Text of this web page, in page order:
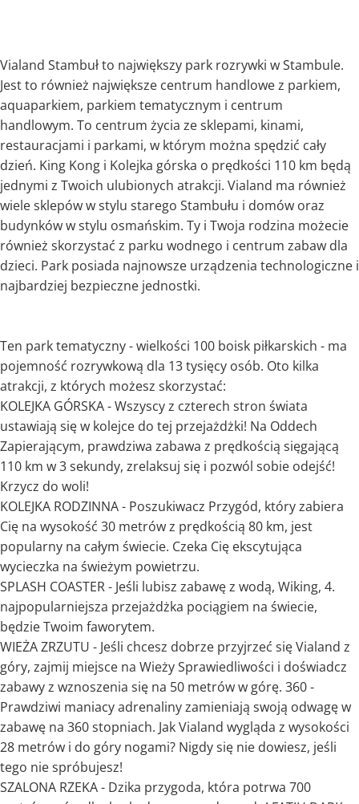
Vialand Stambuł to największy park rozrywki w Stambule.
Jest to również największe centrum handlowe z parkiem,
aquaparkiem, parkiem tematycznym i centrum
handlowym. To centrum życia ze sklepami, kinami,
restauracjami i parkami, w którym można spędzić cały
dzień. King Kong i Kolejka górska o prędkości 110 km będą
jednymi z Twoich ulubionych atrakcji. Vialand ma również
wiele sklepów w stylu starego Stambułu i domów oraz
budynków w stylu osmańskim. Ty i Twoja rodzina możecie
również skorzystać z parku wodnego i centrum zabaw dla
dzieci. Park posiada najnowsze urządzenia technologiczne i
najbardziej bezpieczne jednostki.
Ten park tematyczny - wielkości 100 boisk piłkarskich - ma
pojemność rozrywkową dla 13 tysięcy osób. Oto kilka
atrakcji, z których możesz skorzystać:
KOLEJKA GÓRSKA - Wszyscy z czterech stron świata
ustawiają się w kolejce do tej przejażdżki! Na Oddech
Zapierającym, prawdziwa zabawa z prędkością sięgającą
110 km w 3 sekundy, zrelaksuj się i pozwól sobie odejść!
Krzycz do woli!
KOLEJKA RODZINNA - Poszukiwacz Przygód, który zabiera
Cię na wysokość 30 metrów z prędkością 80 km, jest
popularny na całym świecie. Czeka Cię ekscytująca
wycieczka na świeżym powietrzu.
SPLASH COASTER - Jeśli lubisz zabawę z wodą, Wiking, 4.
najpopularniejsza przejażdżka pociągiem na świecie,
będzie Twoim faworytem.
WIEŻA ZRZUTU - Jeśli chcesz dobrze przyjrzeć się Vialand z
góry, zajmij miejsce na Wieży Sprawiedliwości i doświadcz
zabawy z wznoszenia się na 50 metrów w górę. 360 -
Prawdziwi maniacy adrenaliny zamieniają swoją odwagę w
zabawę na 360 stopniach. Jak Vialand wygląda z wysokości
28 metrów i do góry nogami? Nigdy się nie dowiesz, jeśli
tego nie spróbujesz!
SZALONA RZEKA - Dzika przygoda, która potrwa 700